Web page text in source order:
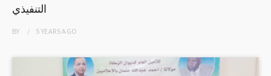
التنفيذي
BY 5 YEARSAGO